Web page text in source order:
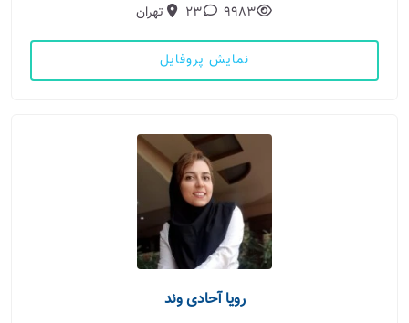
9983
23 تهران
نمایش پروفایل
رویا آحادی وند